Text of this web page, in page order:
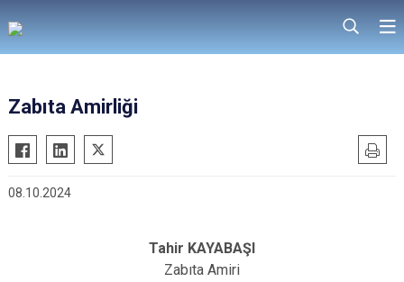
Zabıta Amirliği
08.10.2024
Tahir KAYABAŞI
Zabıta Amiri